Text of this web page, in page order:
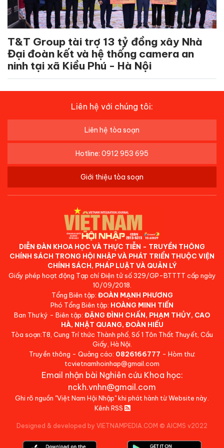
T&T Group tài trợ 13 tỷ đồng xây Nhà
Đại đoàn kết và hệ thống camera an
ninh tại xã Kiều Phú - Hà Nội
Liên hệ với chúng tôi:
Liên hệ tòa soạn
Hotline: 0912 953 695
Giới thiệu tòa soạn
DIỄN ĐÀN KHOA HỌC VÀ THỰC TIỄN - TRUYỀN THÔNG
CHÍNH SÁCH TRONG HỘI NHẬP VÀ PHÁT TRIỂN THUỘC VIỆN
CHÍNH SÁCH, PHÁP LUẬT VÀ QUẢN LÝ
Giấy phép hoạt động Tạp chí Điện tử số 329/GP-BTTTT cấp ngày
10/09/2018.
Tổng Biên tập: ĐOÀN MẠNH PHƯƠNG
Phó Tổng Biên tập: HOÀNG MINH TIẾN
Ban Thư ký - Biên tập: ĐẶNG ĐÌNH CHẤN, PHẠM THỦY, CAO
HÀ, NHẬT QUANG, ĐOÀN HIẾU
Tòa soạn:T8, Cung Trí thức Thành phố, Số 1 Tôn Thất Thuyết, Cầu
Giấy, Hà Nội.
Truyền thông - Quảng cáo: 0826166777 - Hòm thư:
tcvietnamhoinhap@gmail.com
Email nhận bài Nghiên cứu Khoa học:
nckh.vnhn@gmail.com
Ghi rõ nguồn "Việt Nam Hội Nhập" khi phát hành từ Website này.
Kênh RSS
Designed & developed by VIETNAMPEDIA.COM © AICMS v2022